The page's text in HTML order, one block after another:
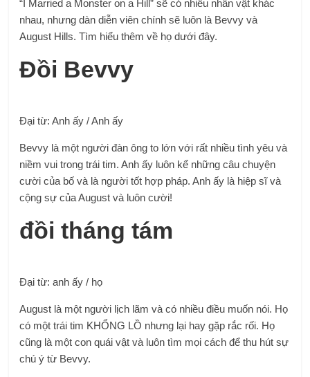
“I Married a Monster on a Hill” sẽ có nhiều nhân vật khác
nhau, nhưng dàn diễn viên chính sẽ luôn là Bevvy và
August Hills. Tìm hiểu thêm về họ dưới đây.
Đồi Bevvy
Đại từ: Anh ấy / Anh ấy
Bevvy là một người đàn ông to lớn với rất nhiều tình yêu và
niềm vui trong trái tim. Anh ấy luôn kể những câu chuyện
cười của bố và là người tốt hợp pháp. Anh ấy là hiệp sĩ và
cộng sự của August và luôn cười!
đồi tháng tám
Đại từ: anh ấy / họ
August là một người lịch lãm và có nhiều điều muốn nói. Họ
có một trái tim KHỔNG LỒ nhưng lại hay gặp rắc rối. Họ
cũng là một con quái vật và luôn tìm mọi cách để thu hút sự
chú ý từ Bevvy.